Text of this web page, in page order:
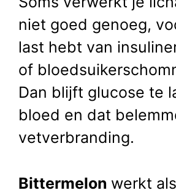
niet goed genoeg,
last hebt van
of
Dan blijft glucose te
bloed en dat
vetverbranding.
Bittermelon werkt